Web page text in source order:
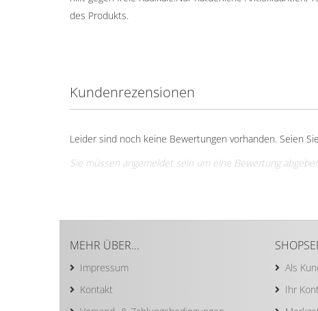
des Produkts.
Kundenrezensionen
Leider sind noch keine Bewertungen vorhanden. Seien
Sie müssen angemeldet sein um eine Bewertung
MEHR ÜBER...
Impressum
Kontakt
Als
Ihr